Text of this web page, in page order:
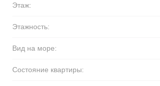
Этаж:
Этажность:
Вид на море:
Состояние квартиры: